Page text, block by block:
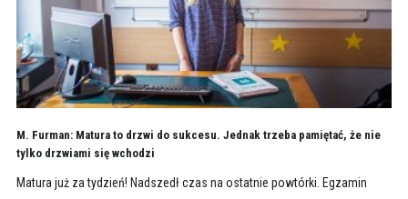
M. Furman: Matura to drzwi do sukcesu. Jednak trzeba pamiętać, że nie
tylko drzwiami się wchodzi
Matura już za tydzień! Nadszedł czas na ostatnie powtórki. Egzamin